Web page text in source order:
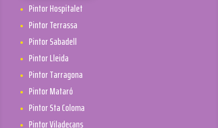
Pintor Hospitalet
Pintor Terrassa
Pintor Sabadell
Pintor Lleida
Pintor Tarragona
Pintor Mataró
Pintor Sta Coloma
Pintor Viladecans